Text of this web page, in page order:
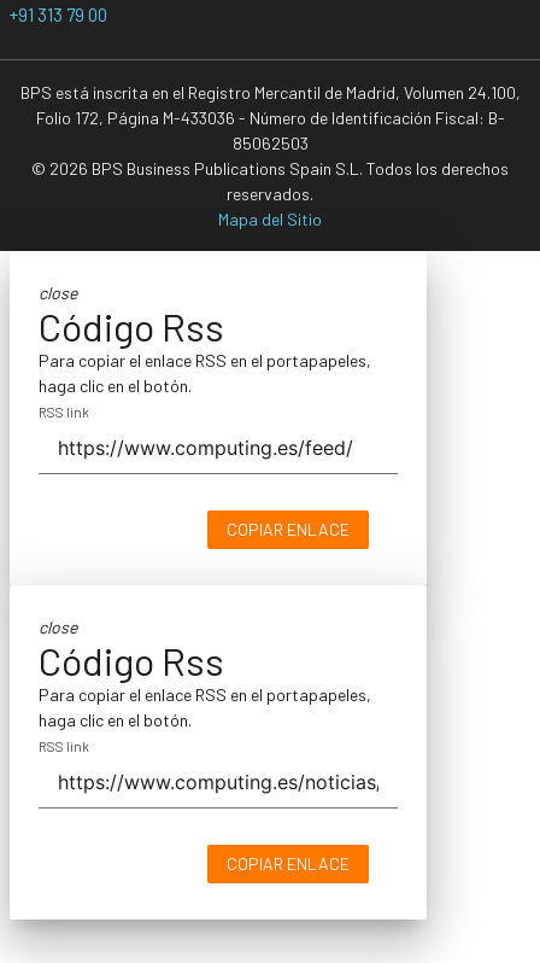
+91 313 79 00
BPS está inscrita en el Registro Mercantil de Madrid, Volumen 24.100,
Folio 172, Página M-433036 - Número de Identificación Fiscal: B-
85062503
© 2026 BPS Business Publications Spain S.L. Todos los derechos
reservados.
Mapa del Sitio
close
Código Rss
Para copiar el enlace RSS en el portapapeles,
haga clic en el botón.
RSS link
COPIAR ENLACE
close
Código Rss
Para copiar el enlace RSS en el portapapeles,
haga clic en el botón.
RSS link
COPIAR ENLACE